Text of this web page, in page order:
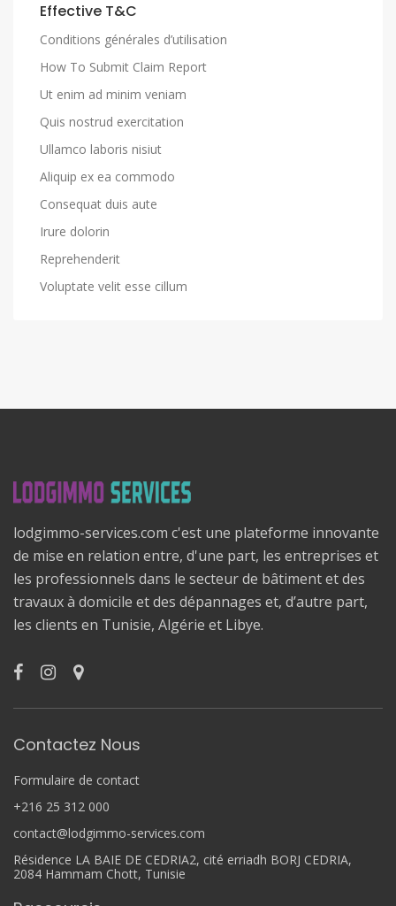
Effective T&C
Conditions générales d’utilisation
How To Submit Claim Report
Ut enim ad minim veniam
Quis nostrud exercitation
Ullamco laboris nisiut
Aliquip ex ea commodo
Consequat duis aute
Irure dolorin
Reprehenderit
Voluptate velit esse cillum
lodgimmo-services.com c'est une plateforme innovante
de mise en relation entre, d'une part, les entreprises et
les professionnels dans le secteur de bâtiment et des
travaux à domicile et des dépannages et, d’autre part,
les clients en Tunisie, Algérie et Libye.
Contactez Nous
Formulaire de contact
+216 25 312 000
contact@lodgimmo-services.com
Résidence LA BAIE DE CEDRIA2, cité erriadh BORJ CEDRIA,
2084 Hammam Chott, Tunisie